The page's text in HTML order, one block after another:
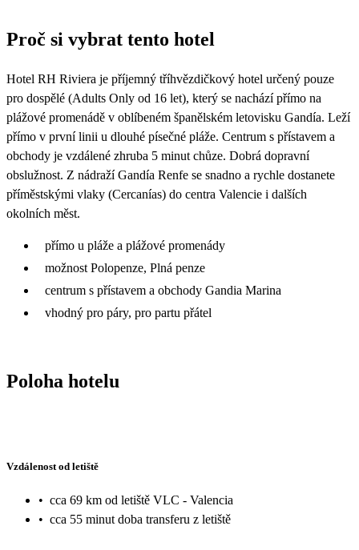
30
Proč si vybrat tento hotel
Hotel RH Riviera je příjemný tříhvězdičkový hotel určený pouze
pro dospělé (Adults Only od 16 let), který se nachází přímo na
plážové promenádě v oblíbeném španělském letovisku Gandía. Leží
přímo v první linii u dlouhé písečné pláže. Centrum s přístavem a
obchody je vzdálené zhruba 5 minut chůze. Dobrá dopravní
obslužnost. Z nádraží Gandía Renfe se snadno a rychle dostanete
příměstskými vlaky (Cercanías) do centra Valencie i dalších
okolních měst.
přímo u pláže a plážové promenády
možnost Polopenze, Plná penze
centrum s přístavem a obchody Gandia Marina
vhodný pro páry, pro partu přátel
Poloha hotelu
Vzdálenost od letiště
• cca 69 km od letiště VLC - Valencia
• cca 55 minut doba transferu z letiště